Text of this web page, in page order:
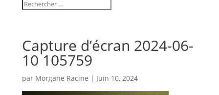
Capture d’écran 2024-06-
10 105759
par Morgane Racine | Juin 10, 2024